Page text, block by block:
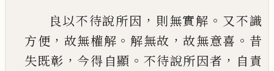
良以不待說所因 ， 則無實解 。 又不識
方便 ， 故無權解 。 解無故 ，故無意喜 。 昔
失既彰 ， 今得自顯 。 不待說所因者 ， 自責